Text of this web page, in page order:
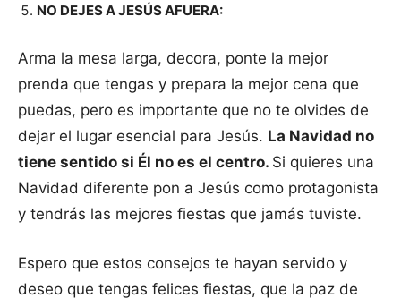
NO DEJES A JESÚS AFUERA:
Arma la mesa larga, decora, ponte la mejor
prenda que tengas y prepara la mejor cena que
puedas, pero es importante que no te olvides de
dejar el lugar esencial para Jesús. La Navidad no
tiene sentido si Él no es el centro. Si quieres una
Navidad diferente pon a Jesús como protagonista
y tendrás las mejores fiestas que jamás tuviste.
Espero que estos consejos te hayan servido y
deseo que tengas felices fiestas, que la paz de